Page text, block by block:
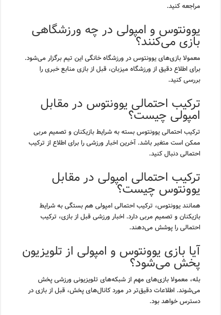
مراجعه کنید.
یوونتوس و امپولی در چه ورزشگاهی
بازی می‌کنند؟
معمولا بازی‌های یوونتوس در ورزشگاه خانگی این تیم برگزار می‌شود.
برای اطلاع دقیق از ورزشگاه میزبان، قبل از بازی منابع خبری را
بررسی کنید.
ترکیب احتمالی یوونتوس در مقابل
امپولی چیست؟
ترکیب احتمالی یوونتوس بسته به شرایط بازیکنان و تصمیم مربی
ممکن است متغیر باشد. آخرین اخبار ورزشی را برای اطلاع از ترکیب
احتمالی دنبال کنید.
ترکیب احتمالی امپولی در مقابل
یوونتوس چیست؟
همانند یوونتوس، ترکیب احتمالی امپولی هم بستگی به شرایط
بازیکنان و تصمیم مربی دارد. اخبار ورزشی قبل از بازی، ترکیب
احتمالی را پوشش می‌دهند.
آیا بازی یوونتوس و امپولی از تلویزیون
پخش می‌شود؟
بله، معمولا بازی‌های مهم از شبکه‌های تلویزیونی ورزشی پخش
می‌شوند. اطلاعات دقیق‌تر در مورد کانال‌های پخش، قبل از بازی در
دسترس خواهد بود.